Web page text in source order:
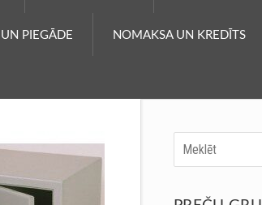
PIEGĀDE NOMAKSA UN KREDĪTS